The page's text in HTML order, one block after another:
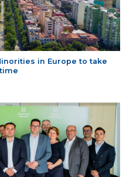
in Europe to take